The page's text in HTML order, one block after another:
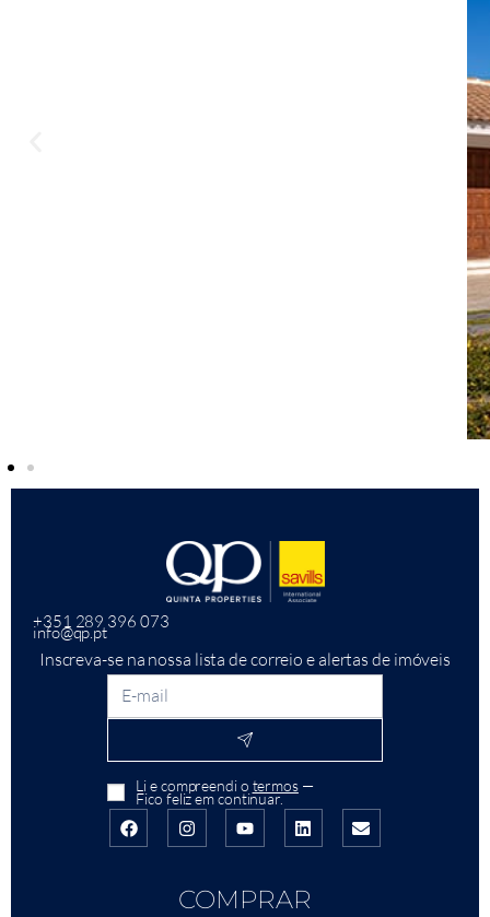
+351 289 396 073
info@qp.pt
Inscreva-se na nossa lista de correio e alertas de imóveis
Li e compreendi o termos—
Fico feliz em continuar.
COMPRAR